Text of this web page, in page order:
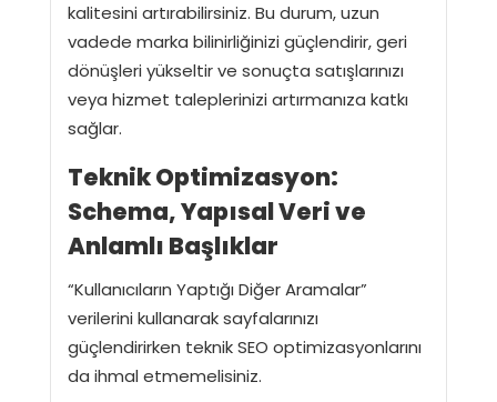
kalitesini artırabilirsiniz. Bu durum, uzun
vadede marka bilinirliğinizi güçlendirir, geri
dönüşleri yükseltir ve sonuçta satışlarınızı
veya hizmet taleplerinizi artırmanıza katkı
sağlar.
Teknik Optimizasyon:
Schema, Yapısal Veri ve
Anlamlı Başlıklar
“Kullanıcıların Yaptığı Diğer Aramalar”
verilerini kullanarak sayfalarınızı
güçlendirirken teknik SEO optimizasyonlarını
da ihmal etmemelisiniz.